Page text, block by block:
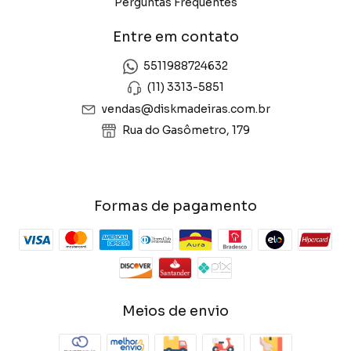
Entre em contato
5511988724632
(11) 3313-5851
vendas@diskmadeiras.com.br
Rua do Gasômetro, 179
Formas de pagamento
Meios de envio